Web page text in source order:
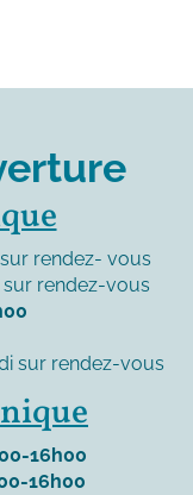
rendez- vous
rendez-vous
sur rendez-vous
16h00
16h00